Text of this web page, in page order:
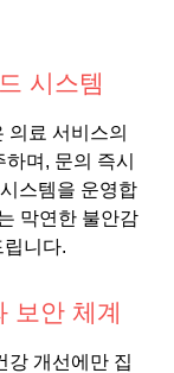
시스템
의료 서비스의
며, 문의 즉시
스템을 운영합
막연한 불안감
니다.
보안 체계
강 개선에만 집